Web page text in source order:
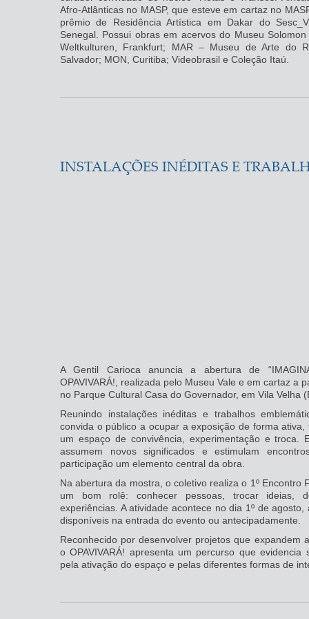
Afro-Atlânticas no MASP, que esteve em cartaz no
prêmio de Residência Artística em Dakar do
Senegal. Possui obras em acervos do Museu
Weltkulturen, Frankfurt; MAR – Museu de Arte do
Salvador; MON, Curitiba; Videobrasil e Coleção Itaú.
INSTALAÇÕES INÉDITAS E
A Gentil Carioca anuncia a abertura de
OPAVIVARÁ!, realizada pelo Museu Vale e em cartaz a
no Parque Cultural Casa do Governador, em Vila Velha
Reunindo instalações inéditas e trabalhos
convida o público a ocupar a exposição de forma
um espaço de convivência, experimentação e troca.
assumem novos significados e estimulam
participação um elemento central da obra.
Na abertura da mostra, o coletivo realiza o 1º Encontro
um bom rolê: conhecer pessoas, trocar ideias,
experiências. A atividade acontece no dia 1º de
disponíveis na entrada do evento ou antecipadamente.
Reconhecido por desenvolver projetos que expandem
o OPAVIVARÁ! apresenta um percurso que
pela ativação do espaço e pelas diferentes formas de